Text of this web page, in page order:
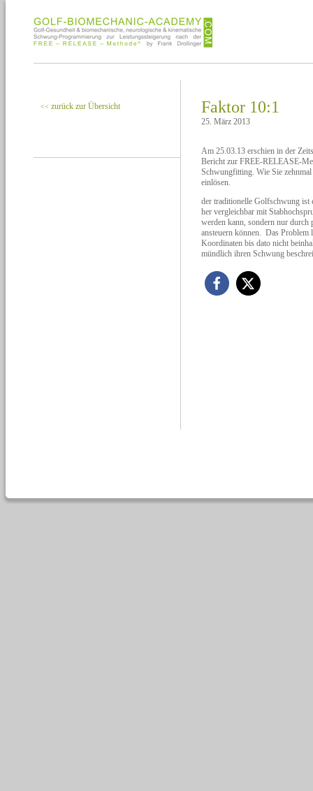
<< zurück zur Übersicht Faktor 10:1
25. März 2013
Am 25.03.13 erschien in der
Bericht zur FREE-RELEASE-
Schwungfitting. Wie Sie
einlösen.
der traditionelle Golfschwung ist
her vergleichbar mit
werden kann, sondern nur durch
ansteuern können. Das Problem
Koordinaten bis dato nicht
mündlich ihren Schwung